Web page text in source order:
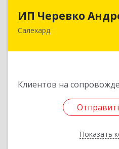
ИП Черевко
Салехард
Клиентов на
Показать
ИП Черевко
629003, Ямало-